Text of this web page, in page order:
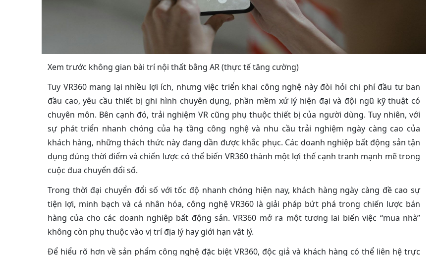
Xem trước không gian bài trí nội thất bằng AR (thực tế tăng cường)
Tuy VR360 mang lại nhiều lợi ích, nhưng việc triển khai công nghệ này đòi hỏi chi phí đầu tư ban
đầu cao, yêu cầu thiết bị ghi hình chuyên dụng, phần mềm xử lý hiện đại và đội ngũ kỹ thuật có
chuyên môn. Bên cạnh đó, trải nghiệm VR cũng phụ thuộc thiết bị của người dùng. Tuy nhiên, với
sự phát triển nhanh chóng của hạ tầng công nghệ và nhu cầu trải nghiệm ngày càng cao của
khách hàng, những thách thức này đang dần được khắc phục. Các doanh nghiệp bất động sản tận
dụng đúng thời điểm và chiến lược có thể biến VR360 thành một lợi thế cạnh tranh mạnh mẽ trong
cuộc đua chuyển đổi số.
Trong thời đại chuyển đổi số với tốc độ nhanh chóng hiện nay, khách hàng ngày càng đề cao sự
tiện lợi, minh bạch và cá nhân hóa, công nghệ VR360 là giải pháp bứt phá trong chiến lược bán
hàng của cho các doanh nghiệp bất động sản. VR360 mở ra một tương lai biến việc “mua nhà”
không còn phụ thuộc vào vị trí địa lý hay giới hạn vật lý.
Để hiểu rõ hơn về sản phẩm công nghệ đặc biệt VR360, độc giả và khách hàng có thể liên hệ trực